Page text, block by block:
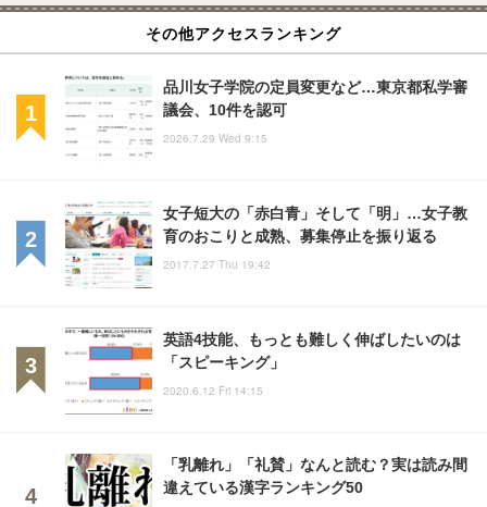
その他アクセスランキング
品川女子学院の定員変更など…東京都私学審
議会、10件を認可
2026.7.29 Wed 9:15
女子短大の「赤白青」そして「明」…女子教
育のおこりと成熟、募集停止を振り返る
2017.7.27 Thu 19:42
英語4技能、もっとも難しく伸ばしたいのは
「スピーキング」
2020.6.12 Fri 14:15
「乳離れ」「礼賛」なんと読む？実は読み間
違えている漢字ランキング50